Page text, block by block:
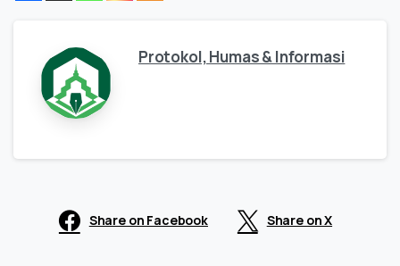
Protokol, Humas & Informasi
Share on Facebook Share on X